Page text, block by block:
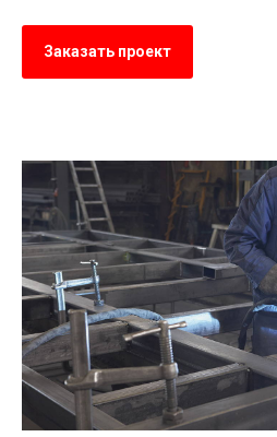
Заказать проект